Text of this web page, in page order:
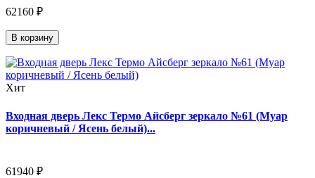
62160 ₽
В корзину
Хит
Входная дверь Лекс Термо Айсберг зеркало №61 (Муар
коричневый / Ясень белый)...
61940 ₽